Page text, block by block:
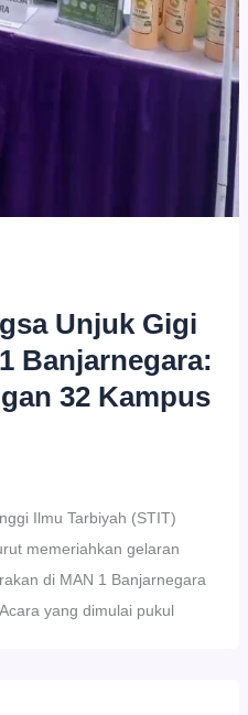
Unjuk Gigi
Banjarnegara:
32 Kampus
Ilmu Tarbiyah (STIT)
memeriahkan gelaran
di MAN 1 Banjarnegara
yang dimulai pukul